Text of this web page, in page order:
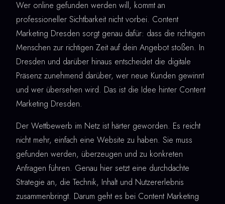
Wer online gefunden werden will, kommt an
professioneller Sichtbarkeit nicht vorbei. Content
Marketing Dresden sorgt genau dafür: dass die richtigen
Menschen zur richtigen Zeit auf dein Angebot stoßen. In
Dresden und darüber hinaus entscheidet die digitale
Präsenz zunehmend darüber, wer neue Kunden gewinnt
und wer übersehen wird. Das ist die Idee hinter Content
Marketing Dresden.
Der Wettbewerb im Netz ist härter geworden. Es reicht
nicht mehr, einfach eine Website zu haben. Sie muss
gefunden werden, überzeugen und zu konkreten
Anfragen führen. Genau hier setzt eine durchdachte
Strategie an, die Technik, Inhalt und Nutzererlebnis
zusammenbringt. Darum geht es bei Content Marketing